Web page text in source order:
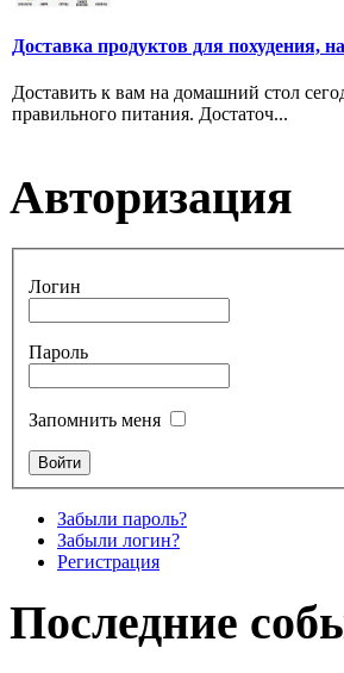
Доставка продуктов для похудения,
Доставить к вам на домашний стол
правильного питания. Достаточ...
Авторизация
Логин
Пароль
Запомнить меня
Забыли пароль?
Забыли логин?
Регистрация
Последние